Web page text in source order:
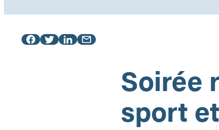
Soirée
sport